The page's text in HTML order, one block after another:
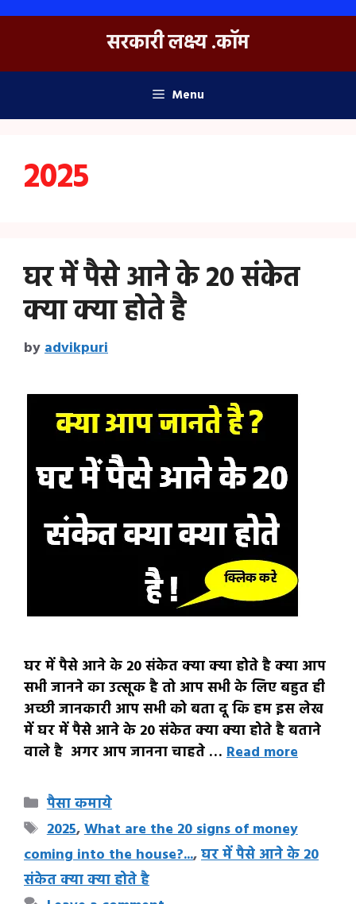
Skip
सरकारी लक्ष्य .कॉम
Menu
2025
घर में पैसे आने के 20 संकेत
क्या क्या होते है
byadvikpuri
घर में पैसे आने के 20 संकेत क्या क्या होते है क्या आप
सभी जानने का उत्सूक है तो आप सभी के लिए बहुत ही
अच्छी जानकारी आप सभी को बता दू कि हम इस लेख
में घर में पैसे आने के 20 संकेत क्या क्या होते है बताने
वाले है अगर आप जानना चाहते … Read more
Categories
पैसा कमाये
Tags
2025,What are the 20 signs of money
coming into the house?...,घर में पैसे आने के 20
संकेत क्या क्या होते है